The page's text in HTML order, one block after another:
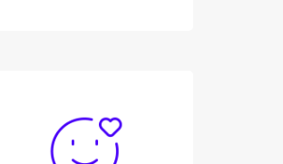
aiutato oltre 3.000
addetti alle pulizie a